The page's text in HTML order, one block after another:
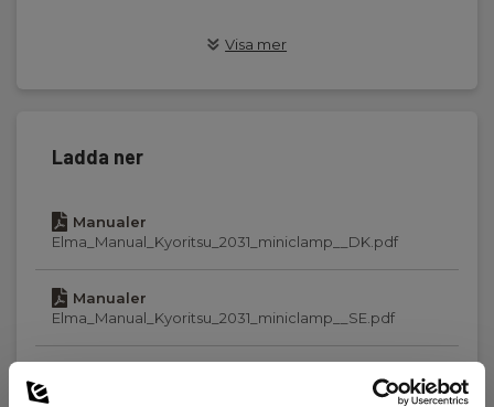
LCD
Batteri:
2 st, Inkl.
Vikt (g):
100
Visa mer
Ladda ner
Manualer
Elma_Manual_Kyoritsu_2031_miniclamp__DK.pdf
Manualer
Elma_Manual_Kyoritsu_2031_miniclamp__SE.pdf